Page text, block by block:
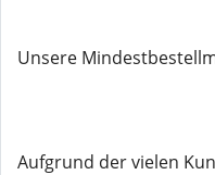
Unsere
Aufgrund der vielen